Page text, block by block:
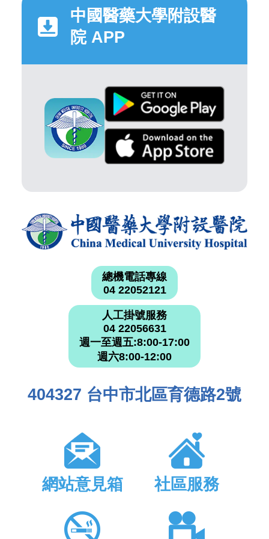
中國醫藥大學附設醫
院 APP
總機電話專線
04 22052121
人工掛號服務
04 22056631
週一至週五:8:00-17:00
週六8:00-12:00
404327 台中市北區育德路2號
網站意見箱 社區服務